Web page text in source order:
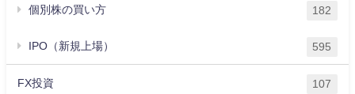
個別株の買い方 182
IPO（新規上場） 595
FX投資 107